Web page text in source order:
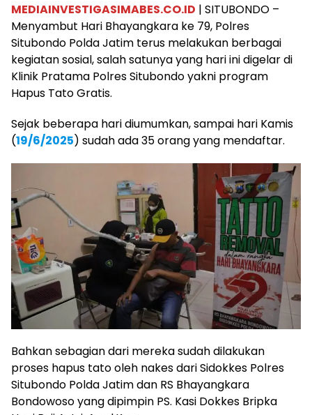
MEDIAINVESTIGASIMABES.CO.ID | SITUBONDO –
Menyambut Hari Bhayangkara ke 79, Polres
Situbondo Polda Jatim terus melakukan berbagai
kegiatan sosial, salah satunya yang hari ini digelar di
Klinik Pratama Polres Situbondo yakni program
Hapus Tato Gratis.
Sejak beberapa hari diumumkan, sampai hari Kamis
(19/6/2025) sudah ada 35 orang yang mendaftar.
Bahkan sebagian dari mereka sudah dilakukan
proses hapus tato oleh nakes dari Sidokkes Polres
Situbondo Polda Jatim dan RS Bhayangkara
Bondowoso yang dipimpin PS. Kasi Dokkes Bripka